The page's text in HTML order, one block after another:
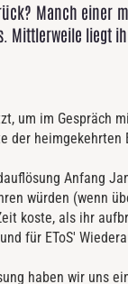
Manch einer
liegt
um im Gespräch
heimgekehrten
Anfang
würden (wenn
koste, als ihr
für EToS'
haben wir uns